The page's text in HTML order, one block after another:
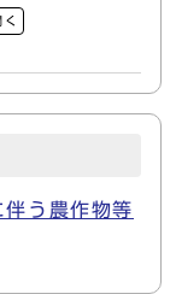
う農作物等